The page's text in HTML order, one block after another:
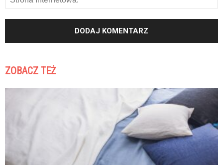
ZOBACZ TEŻ